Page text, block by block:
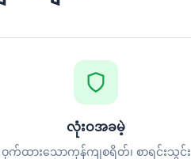
လုံးဝအခမဲ့
ဝှက်ထားသောကုန်ကျစရိတ်၊ စာရင်းသွင်း